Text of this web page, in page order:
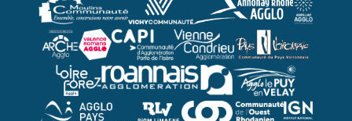
Moulins Communauté
vichy Annonay Rhône Agglo
arche valencecapi vienne voironnais
loireforezroanne lepuy